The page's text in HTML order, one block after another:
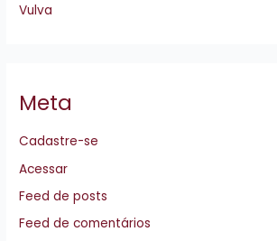
Vulva
Meta
Cadastre-se
Acessar
Feed de posts
Feed de comentários